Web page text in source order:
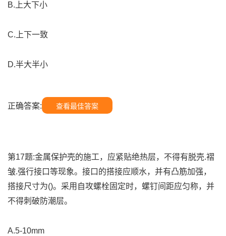
B.上大下小
C.上下一致
D.半大半小
正确答案: 查看最佳答案
第17题:金属保护壳的施工，应紧贴绝热层，不得有脱壳.褶
皱.强行接口等现象。接口的搭接应顺水，并有凸筋加强，
搭接尺寸为()。采用自攻螺栓固定时，螺钉间距应匀称，并
不得刺破防潮层。
A.5-10mm